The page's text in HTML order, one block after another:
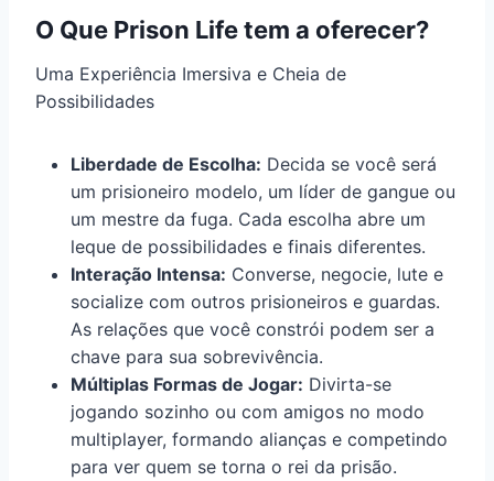
O Que Prison Life tem a oferecer?
Uma Experiência Imersiva e Cheia de
Possibilidades
Liberdade de Escolha: Decida se você será
um prisioneiro modelo, um líder de gangue ou
um mestre da fuga. Cada escolha abre um
leque de possibilidades e finais diferentes.
Interação Intensa: Converse, negocie, lute e
socialize com outros prisioneiros e guardas.
As relações que você constrói podem ser a
chave para sua sobrevivência.
Múltiplas Formas de Jogar: Divirta-se
jogando sozinho ou com amigos no modo
multiplayer, formando alianças e competindo
para ver quem se torna o rei da prisão.